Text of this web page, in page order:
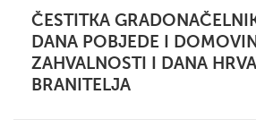
ČESTITKA
DANA POBJEDE I
ZAHVALNOSTI I DANA
BRANITELJA